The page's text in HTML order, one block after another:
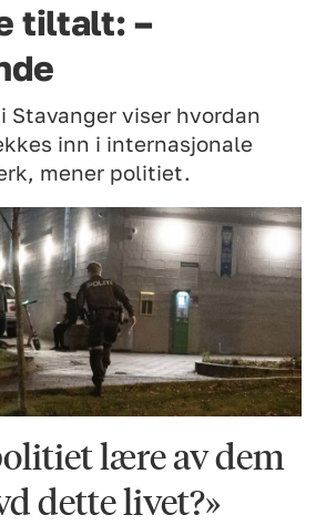
tiltalt: –
Stavanger viser hvordan
inn i internasjonale
mener politiet.
lære av dem
dette livet?»